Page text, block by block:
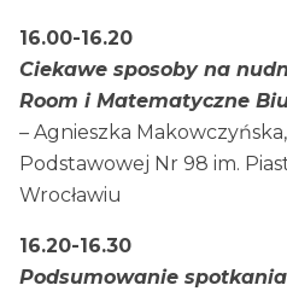
16.00-16.20
Ciekawe sposoby na
Room i Matematyczne
– Agnieszka
Podstawowej Nr 98 im.
Wrocławiu
16.20-16.30
Podsumowanie spotkania